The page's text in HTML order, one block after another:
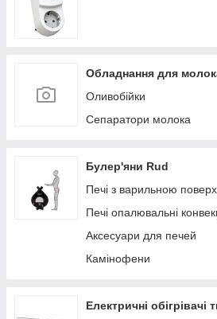
Обладнання для
Оливобійки
Сепаратори молока
Булер'яни Rud
Печі з варильною
Печі опалювальні
Аксесуари для печей
Камінофени
Електричні обігрівачі